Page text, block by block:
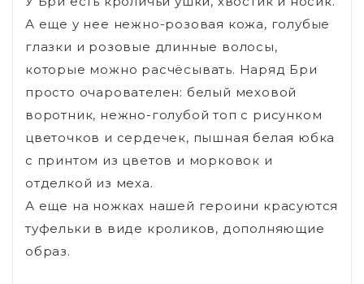
А еще у нее нежно-розовая кожа, голубые
глазки и розовые длинные волосы,
которые можно расчёсывать. Наряд Бри
просто очарователен: белый меховой
воротник, нежно-голубой топ с рисунком
цветочков и сердечек, пышная белая юбка
с принтом из цветов и морковок и
отделкой из меха.
А еще на ножках нашей героини красуются
туфельки в виде кроликов, дополняющие
образ.